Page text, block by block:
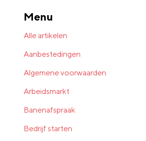
Menu
Alle artikelen
Aanbestedingen
Algemene voorwaarden
Arbeidsmarkt
Banenafspraak
Bedrijf starten